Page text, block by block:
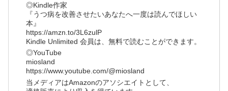
◎Kindle作家
『うつ病を改善させたいあなたへ一度は読んでほしい
本』
https://amzn.to/3L6zulP
Kindle Unlimited 会員は、無料で読むことができます。
◎YouTube
miosland
https://www.youtube.com/@miosland
当メディアはAmazonのアソシエイトとして、